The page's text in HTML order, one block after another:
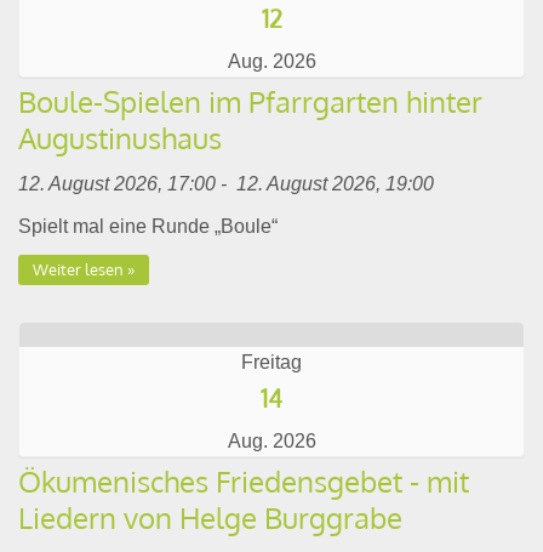
12
Aug. 2026
Boule-Spielen im Pfarrgarten hinter
Augustinushaus
12. August 2026, 17:00 - 12. August 2026, 19:00
Spielt mal eine Runde „Boule“
Weiter lesen
Freitag
14
Aug. 2026
Ökumenisches Friedensgebet - mit
Liedern von Helge Burggrabe